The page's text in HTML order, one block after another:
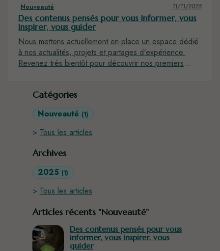
Catégories
Nouveauté (1)
Tous les articles
Archives
2025 (1)
Tous les articles
Articles récents "Nouveauté"
Des contenus pensés pour vous
informer, vous inspirer, vous
guider
Nouveauté 11/11/2025
Des contenus pensés pour vous informer, vous
inspirer, vous guider
Nous mettons actuellement en place un espace dédié
à nos actualités, projets et partages d'expérience.
Revenez très bientôt pour découvrir nos premiers